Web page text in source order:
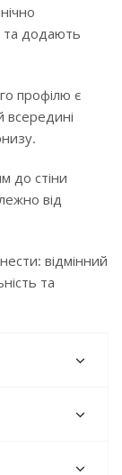
та додають
профілю є
всередині
до стіни
від
відмінний
та